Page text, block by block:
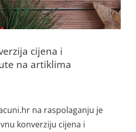
cijena i
na artiklima
na raspolaganju je
konverziju cijena i